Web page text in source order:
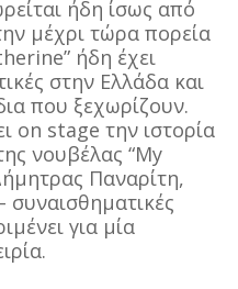
ήδη ίσως από
μέχρι τώρα πορεία
ήδη έχει
στην Ελλάδα και
που ξεχωρίζουν.
on stage την ιστορία
νουβέλας “My
Παναρίτη,
για μία